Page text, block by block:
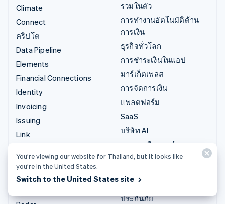
Climate
Connect
คริปโต
Data Pipeline
Elements
Financial Connections
Identity
Invoicing
Issuing
Link
ลิงก์ชำระเงิน
Payments
รวมในตัว
การทำงานอัตโนมัติด้าน
การเงิน
ธุรกิจทั่วโลก
การชำระเงินในแอป
มาร์เก็ตเพลส
การจัดการเงิน
แพลตฟอร์ม
SaaS
บริษัท AI
แวดวงครีเอเตอร์
เกม
และสันทนาการ
ประกันภัย
You’re viewing our website for Thailand, but it looks like
you’re in the United States.
Switch to the United States site